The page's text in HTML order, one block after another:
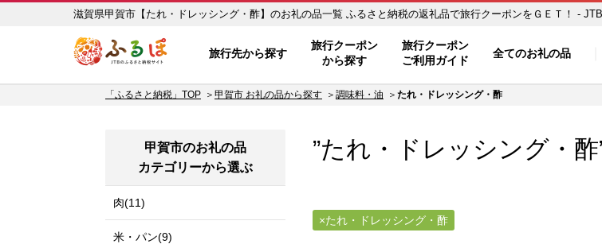
滋賀県甲賀市【たれ・ドレッシング・酢】のお礼の品一覧 ふるさと納税の返礼品で旅行ク
旅行先から探す
旅行クーポン
から探す
旅行クーポン
ご利用ガイド
全てのお礼の品
「ふるさと納税」TOP 甲賀市 お礼の品から探す 調味料・油 たれ・ドレッシング・酢
”たれ・ドレッシング・酢
たれ・ドレッシング・酢
甲賀市のお礼の品
カテゴリーから選ぶ
肉(11)
米・パン(9)